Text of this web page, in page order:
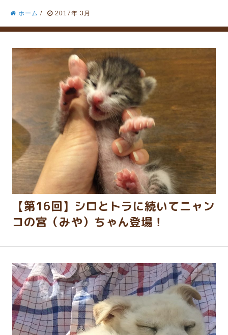
ホーム / 2017年 3月
【第16回】シロとトラに続いてニャン
コの宮（みや）ちゃん登場！